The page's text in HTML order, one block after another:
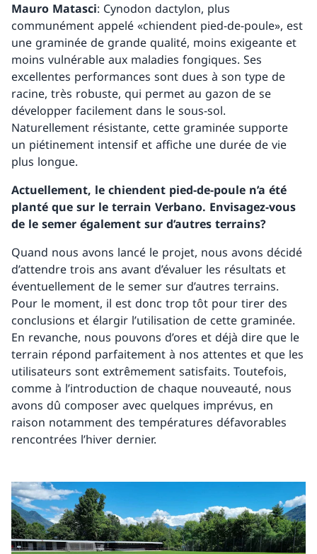
Mauro Matasci: Cynodon dactylon, plus
communément appelé «chiendent pied-de-poule», est
une graminée de grande qualité, moins exigeante et
moins vulnérable aux maladies fongiques. Ses
excellentes performances sont dues à son type de
racine, très robuste, qui permet au gazon de se
développer facilement dans le sous-sol.
Naturellement résistante, cette graminée supporte
un piétinement intensif et affiche une durée de vie
plus longue.
Actuellement, le chiendent pied-de-poule n’a été
planté que sur le terrain Verbano. Envisagez-vous
de le semer également sur d’autres terrains?
Quand nous avons lancé le projet, nous avons décidé
d’attendre trois ans avant d’évaluer les résultats et
éventuellement de le semer sur d’autres terrains.
Pour le moment, il est donc trop tôt pour tirer des
conclusions et élargir l’utilisation de cette graminée.
En revanche, nous pouvons d’ores et déjà dire que le
terrain répond parfaitement à nos attentes et que les
utilisateurs sont extrêmement satisfaits. Toutefois,
comme à l’introduction de chaque nouveauté, nous
avons dû composer avec quelques imprévus, en
raison notamment des températures défavorables
rencontrées l’hiver dernier.